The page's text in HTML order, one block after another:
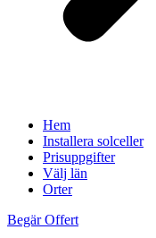
Hem
Installera solceller
Prisuppgifter
Välj län
Orter
Begär Offert